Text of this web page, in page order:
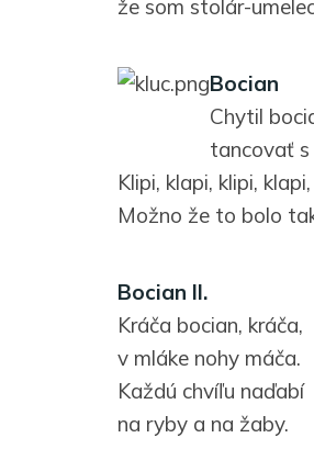
že som stolár-
Bocian
Chytil
tancovať s
Klipi, klapi, klipi,
Možno že to bolo
Bocian II.
Kráča bocian, kráča,
v mláke nohy máča.
Každú chvíľu naďabí
na ryby a na žaby.